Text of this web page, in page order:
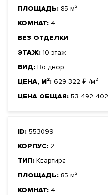
ПЛОЩАДЬ: 85 м²
КОМНАТ: 4
БЕЗ ОТДЕЛКИ
ЭТАЖ: 10 этаж
ВИД: Во двор
ЦЕНА, М²: 629 322 ₽ /м²
ЦЕНА ОБЩАЯ: 53 492 402
ID: 553099
КОРПУС: 2
ТИП: Квартира
ПЛОЩАДЬ: 85 м²
КОМНАТ: 4